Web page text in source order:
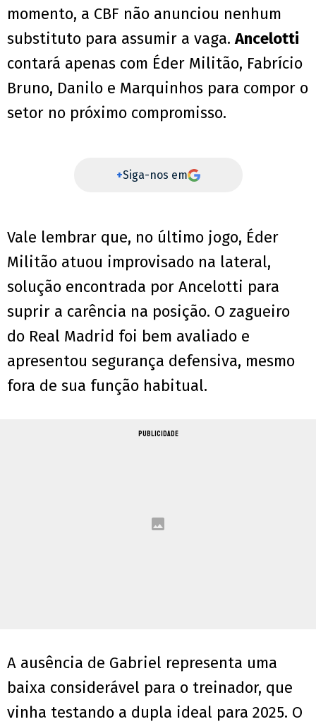
momento, a CBF não anunciou nenhum
substituto para assumir a vaga.Ancelotti
contará apenas com Éder Militão, Fabrício
Bruno, Danilo e Marquinhos para compor o
setor no próximo compromisso.
+Siga-nos em
Vale lembrar que, no último jogo, Éder
Militão atuou improvisado na lateral,
solução encontrada por Ancelotti para
suprir a carência na posição. O zagueiro
do Real Madrid foi bem avaliado e
apresentou segurança defensiva, mesmo
fora de sua função habitual.
PUBLICIDADE
A ausência de Gabriel representa uma
baixa considerável para o treinador, que
vinha testando a dupla ideal para 2025. O